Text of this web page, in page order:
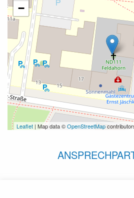
−
Leaflet | Map data ©OpenStreetMap